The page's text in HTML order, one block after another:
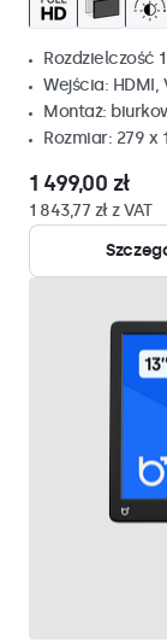
Rozdzielczość
Wejścia: HDMI,
Montaż:
Rozmiar: 279 x
1 499,00 zł
1 843,77 zł z VAT